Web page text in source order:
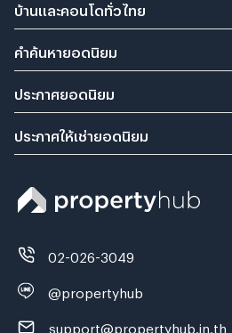
บ้านและคอนโดทั่วไทย
คำค้นหายอดนิยม
ประกาศยอดนิยม
ประกาศให้เช่ายอดนิยม
02-026-3049
@propertyhub
support@propertyhub.in.th